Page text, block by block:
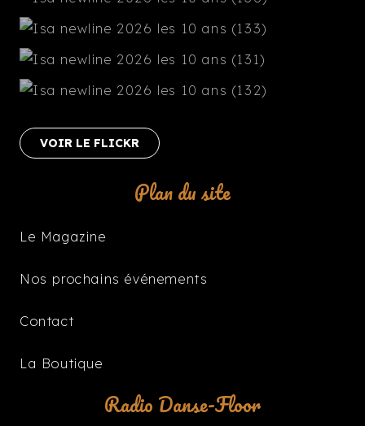
VOIR LE FLICKR
Plan du site
Le Magazine
Nos prochains événements
Contact
La Boutique
Radio Danse-Floor